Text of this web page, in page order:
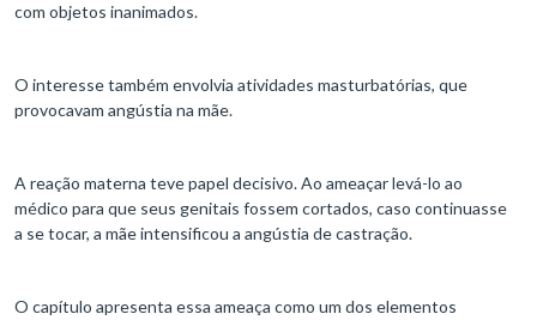
com objetos inanimados.
O interesse também envolvia atividades masturbatórias, que
provocavam angústia na mãe.
A reação materna teve papel decisivo. Ao ameaçar levá-lo ao
médico para que seus genitais fossem cortados, caso continuasse
a se tocar, a mãe intensificou a angústia de castração.
O capítulo apresenta essa ameaça como um dos elementos